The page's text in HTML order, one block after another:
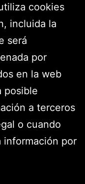
cookies
incluida la
será
por
en la web
posible
a terceros
o cuando
información por